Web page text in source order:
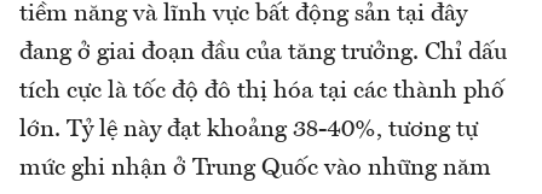
tiềm năng và lĩnh vực bất động sản tại đây
đang ở giai đoạn đầu của tăng trưởng. Chỉ dấu
tích cực là tốc độ đô thị hóa tại các thành phố
lớn. Tỷ lệ này đạt khoảng 38-40%, tương tự
mức ghi nhận ở Trung Quốc vào những năm